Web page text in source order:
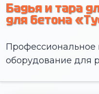
Бадья и тара
для бетона
оборудование для